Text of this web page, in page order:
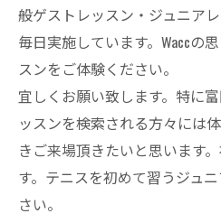
般ゲストレッスン・ジュニア
毎日実施しています。Waccの
スンをご体験ください。
宜しくお願い致します。特に
ッスンを検索される方々には
きご来場頂きたいと思います
す。テニスを初めて習うジュ
さい。